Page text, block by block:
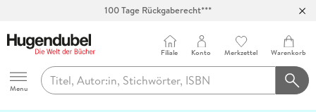
100 Tage Rückgaberecht***
Hugendubel
Menu
Filiale Konto Merkzettel Warenkorb